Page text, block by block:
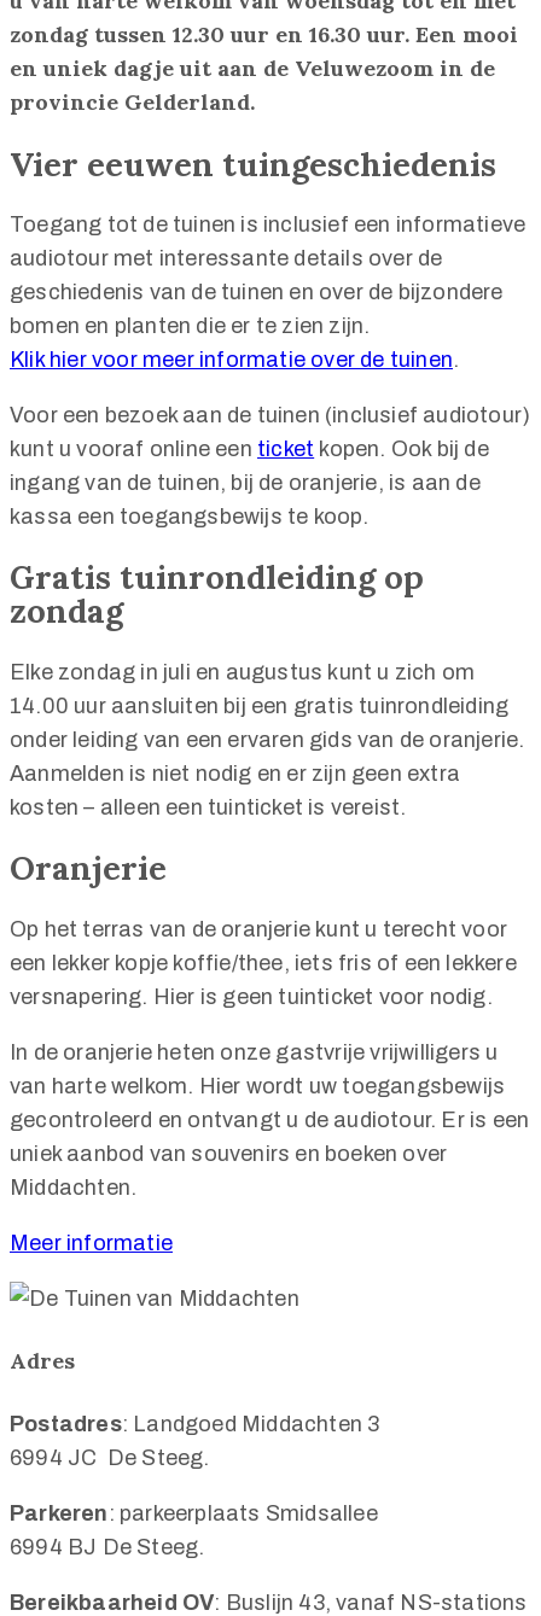
zondag tussen 12.30 uur en 16.30 uur. Een mooi
en uniek dagje uit aan de Veluwezoom in de
provincie Gelderland.
Vier eeuwen tuingeschiedenis
Toegang tot de tuinen is inclusief een informatieve
audiotour met interessante details over de
geschiedenis van de tuinen en over de bijzondere
bomen en planten die er te zien zijn.
Klik hier voor meer informatie over de tuinen.
Voor een bezoek aan de tuinen (inclusief audiotour)
kunt u vooraf online een ticket kopen. Ook bij de
ingang van de tuinen, bij de oranjerie, is aan de
kassa een toegangsbewijs te koop.
Gratis tuinrondleiding op
zondag
Elke zondag in juli en augustus kunt u zich om
14.00 uur aansluiten bij een gratis tuinrondleiding
onder leiding van een ervaren gids van de oranjerie.
Aanmelden is niet nodig en er zijn geen extra
kosten – alleen een tuinticket is vereist.
Oranjerie
Op het terras van de oranjerie kunt u terecht voor
een lekker kopje koffie/thee, iets fris of een lekkere
versnapering. Hier is geen tuinticket voor nodig.
In de oranjerie heten onze gastvrije vrijwilligers u
van harte welkom. Hier wordt uw toegangsbewijs
gecontroleerd en ontvangt u de audiotour. Er is een
uniek aanbod van souvenirs en boeken over
Middachten.
Meer informatie
Adres
Postadres: Landgoed Middachten 3
6994 JC De Steeg.
Parkeren : parkeerplaats Smidsallee
6994 BJ De Steeg.
Bereikbaarheid OV: Buslijn 43, vanaf NS-stations